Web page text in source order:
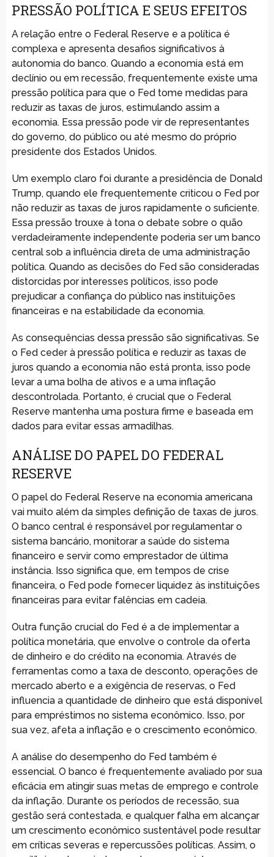
PRESSÃO POLÍTICA E SEUS EFEITOS
A relação entre o Federal Reserve e a política é
complexa e apresenta desafios significativos à
autonomia do banco. Quando a economia está em
declínio ou em recessão, frequentemente existe uma
pressão política para que o Fed tome medidas para
reduzir as taxas de juros, estimulando assim a
economia. Essa pressão pode vir de representantes
do governo, do público ou até mesmo do próprio
presidente dos Estados Unidos.
Um exemplo claro foi durante a presidência de Donald
Trump, quando ele frequentemente criticou o Fed por
não reduzir as taxas de juros rapidamente o suficiente.
Essa pressão trouxe à tona o debate sobre o quão
verdadeiramente independente poderia ser um banco
central sob a influência direta de uma administração
política. Quando as decisões do Fed são consideradas
distorcidas por interesses políticos, isso pode
prejudicar a confiança do público nas instituições
financeiras e na estabilidade da economia.
As consequências dessa pressão são significativas. Se
o Fed ceder à pressão política e reduzir as taxas de
juros quando a economia não está pronta, isso pode
levar a uma bolha de ativos e a uma inflação
descontrolada. Portanto, é crucial que o Federal
Reserve mantenha uma postura firme e baseada em
dados para evitar essas armadilhas.
ANÁLISE DO PAPEL DO FEDERAL
RESERVE
O papel do Federal Reserve na economia americana
vai muito além da simples definição de taxas de juros.
O banco central é responsável por regulamentar o
sistema bancário, monitorar a saúde do sistema
financeiro e servir como emprestador de última
instância. Isso significa que, em tempos de crise
financeira, o Fed pode fornecer liquidez às instituições
financeiras para evitar falências em cadeia.
Outra função crucial do Fed é a de implementar a
política monetária, que envolve o controle da oferta
de dinheiro e do crédito na economia. Através de
ferramentas como a taxa de desconto, operações de
mercado aberto e a exigência de reservas, o Fed
influencia a quantidade de dinheiro que está disponível
para empréstimos no sistema econômico. Isso, por
sua vez, afeta a inflação e o crescimento econômico.
A análise do desempenho do Fed também é
essencial. O banco é frequentemente avaliado por sua
eficácia em atingir suas metas de emprego e controle
da inflação. Durante os períodos de recessão, sua
gestão será contestada, e qualquer falha em alcançar
um crescimento econômico sustentável pode resultar
em críticas severas e repercussões políticas. Assim, o